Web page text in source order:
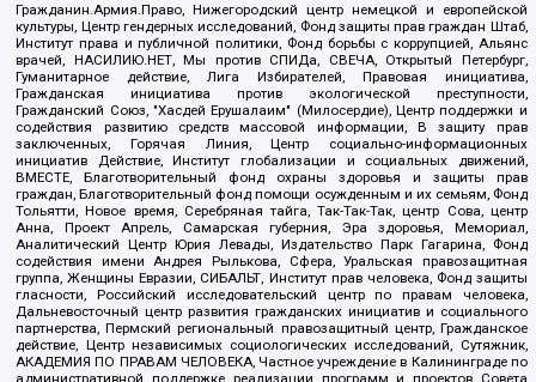
Гражданин.Армия.Право, Нижегородский центр немецкой и европейской
культуры, Центр гендерных исследований, Фонд защиты прав граждан Штаб,
Институт права и публичной политики, Фонд борьбы с коррупцией, Альянс
врачей, НАСИЛИЮ.НЕТ, Мы против СПИДа, СВЕЧА, Открытый Петербург,
Гуманитарное действие, Лига Избирателей, Правовая инициатива,
Гражданская инициатива против экологической преступности,
Гражданский Союз, "Хасдей Ерушалаим" (Милосердие), Центр поддержки и
содействия развитию средств массовой информации, В защиту прав
заключенных, Горячая Линия, Центр социально-информационных
инициатив Действие, Институт глобализации и социальных движений,
ВМЕСТЕ, Благотворительный фонд охраны здоровья и защиты прав
граждан, Благотворительный фонд помощи осужденным и их семьям, Фонд
Тольятти, Новое время, Серебряная тайга, Так-Так-Так, центр Сова, центр
Анна, Проект Апрель, Самарская губерния, Эра здоровья, Мемориал,
Аналитический Центр Юрия Левады, Издательство Парк Гагарина, Фонд
содействия имени Андрея Рылькова, Сфера, Уральская правозащитная
группа, Женщины Евразии, СИБАЛЬТ, Институт прав человека, Фонд защиты
гласности, Российский исследовательский центр по правам человека,
Дальневосточный центр развития гражданских инициатив и социального
партнерства, Пермский региональный правозащитный центр, Гражданское
действие, Центр независимых социологических исследований, Сутяжник,
АКАДЕМИЯ ПО ПРАВАМ ЧЕЛОВЕКА, Частное учреждение в Калининграде по